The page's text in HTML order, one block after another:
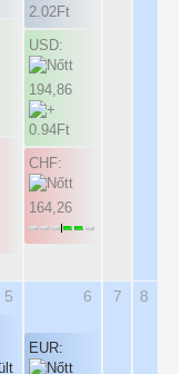
USD:
194,86
CHF:
164,26
5 6
EUR:
7 8